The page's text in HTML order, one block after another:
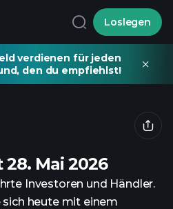
Loslegen
verdienen für jeden
den du empfiehlst!
Mai 2026
Investoren und Händler.
heute mit einem